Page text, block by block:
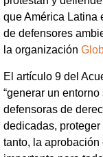
que América Latina
de defensores
la organización
El artículo 9 del
“generar un
defensoras de
dedicadas, proteger
tanto, la